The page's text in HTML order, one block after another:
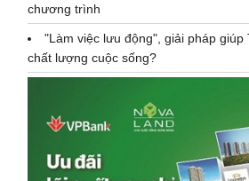
chương trình
"Làm việc lưu động", giải pháp giúp
chất lượng cuộc sống?